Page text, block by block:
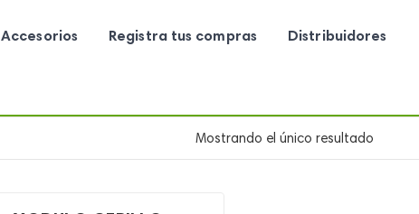
Accesorios Registra tus compras Distribuidores
Mostrando el único resultado